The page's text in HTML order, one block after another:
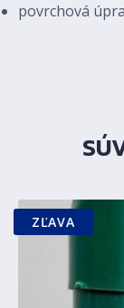
povrchová
ZĽAVA